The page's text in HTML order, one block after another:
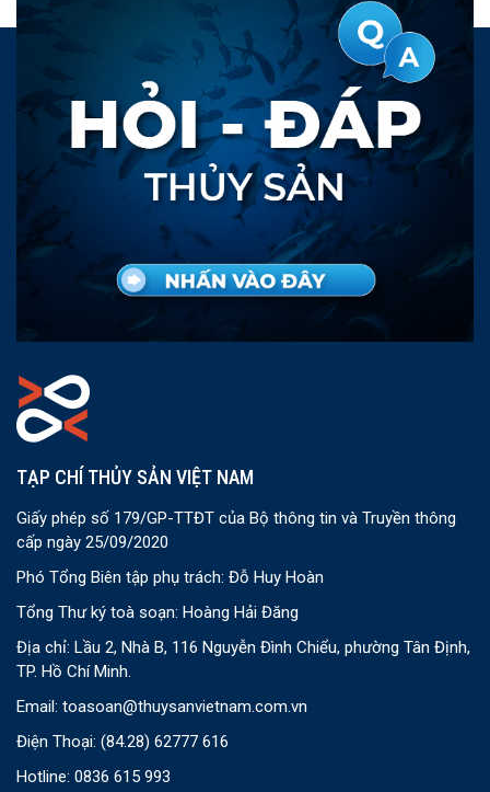
TẠP CHÍ THỦY SẢN VIỆT NAM
Giấy phép số 179/GP-TTĐT của Bộ thông tin và Truyền thông
cấp ngày 25/09/2020
Phó Tổng Biên tập phụ trách: Đỗ Huy Hoàn
Tổng Thư ký toà soạn: Hoàng Hải Đăng
Địa chỉ: Lầu 2, Nhà B, 116 Nguyễn Đình Chiểu, phường Tân Định,
TP. Hồ Chí Minh.
Email: toasoan@thuysanvietnam.com.vn
Điện Thoại: (84.28) 62777 616
Hotline: 0836 615 993